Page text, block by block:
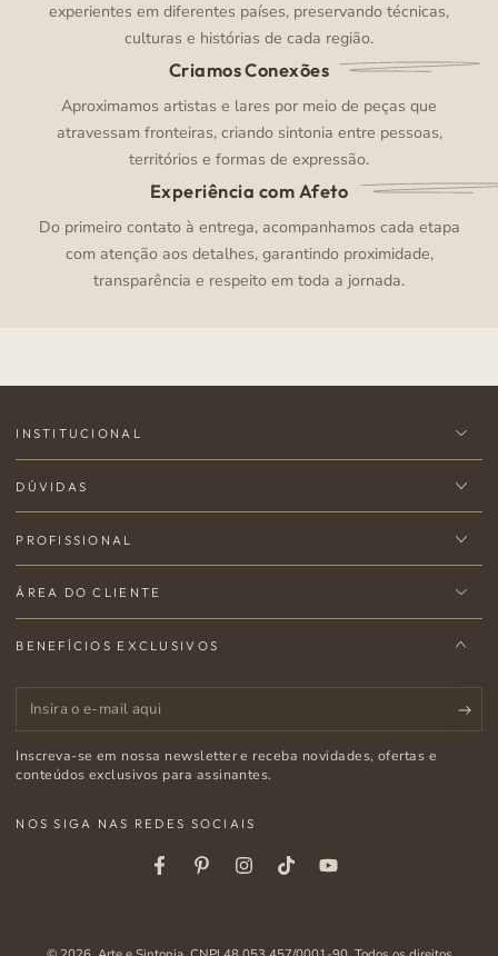
experientes em diferentes países, preservando técnicas,
culturas e histórias de cada região.
Criamos Conexões
Aproximamos artistas e lares por meio de peças que
atravessam fronteiras, criando sintonia entre pessoas,
territórios e formas de expressão.
Experiência com Afeto
Do primeiro contato à entrega, acompanhamos cada etapa
com atenção aos detalhes, garantindo proximidade,
transparência e respeito em toda a jornada.
INSTITUCIONAL
DÚVIDAS
PROFISSIONAL
ÁREA DO CLIENTE
BENEFÍCIOS EXCLUSIVOS
Insira
o
e-
Inscreva-se em nossa newsletter e receba novidades, ofertas e
conteúdos exclusivos para assinantes.
NOS SIGA NAS REDES SOCIAIS
FacebookPinterestInstagramTiktokYoutube